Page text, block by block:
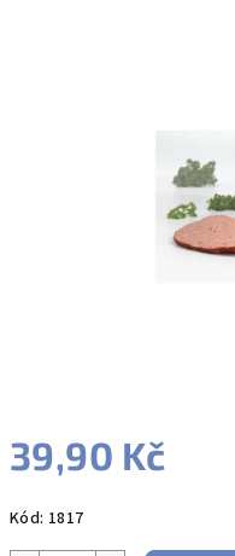
39,90 Kč
cena:
Kód: 1817